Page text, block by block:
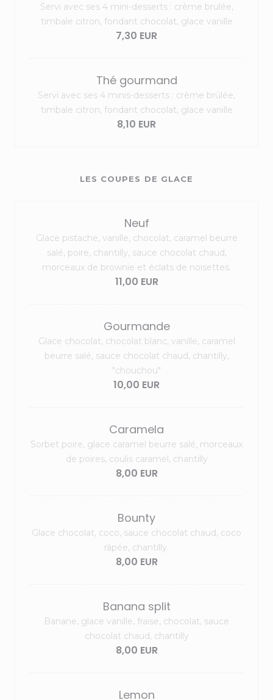
Servi avec ses 4 mini-desserts : crème brulée,
timbale citron, fondant chocolat, glace vanille
7,30 EUR
Thé gourmand
Servi avec ses 4 minis-desserts : crème brûlée,
timbale citron, fondant chocolat, glace vanille
8,10 EUR
LES COUPES DE GLACE
Neuf
Glace pistache, vanille, chocolat, caramel beurre
salé, poire, chantilly, sauce chocolat chaud,
morceaux de brownie et éclats de noisettes.
11,00 EUR
Gourmande
Glace chocolat, chocolat blanc, vanille, caramel
beurre salé, sauce chocolat chaud, chantilly,
"chouchou"
10,00 EUR
Caramela
Sorbet poire, glace caramel beurre salé, morceaux
de poires, coulis caramel, chantilly
8,00 EUR
Bounty
Glace chocolat, coco, sauce chocolat chaud, coco
râpée, chantilly.
8,00 EUR
Banana split
Banane, glace vanille, fraise, chocolat, sauce
chocolat chaud, chantilly
8,00 EUR
Lemon